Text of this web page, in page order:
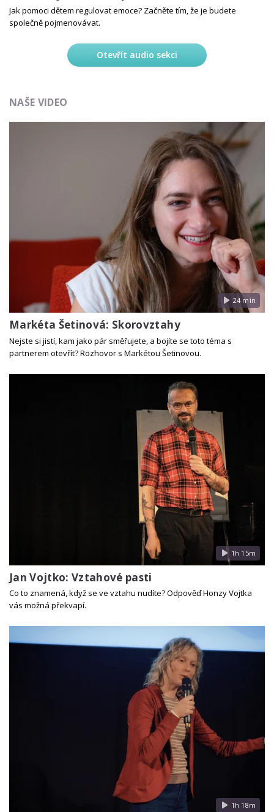
Jak pomoci dětem regulovat emoce? Začněte tím, že je budete
společně pojmenovávat.
Otevřít audio sekci
NAŠE VIDEO
24 min
Markéta Šetinová: Skorovztahy
Nejste si jistí, kam jako pár směřujete, a bojíte se toto téma s
partnerem otevřít? Rozhovor s Markétou Šetinovou.
1h 15m
Jan Vojtko: Vztahové pasti
Co to znamená, když se ve vztahu nudíte? Odpověď Honzy Vojtka
vás možná překvapí.
1h 18m